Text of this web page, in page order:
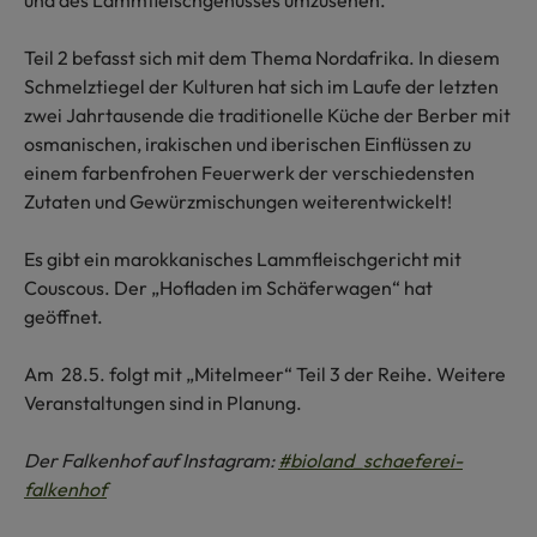
Teil 2 befasst sich mit dem Thema Nordafrika. In diesem
Schmelztiegel der Kulturen hat sich im Laufe der letzten
zwei Jahrtausende die traditionelle Küche der Berber mit
osmanischen, irakischen und iberischen Einflüssen zu
einem farbenfrohen Feuerwerk der verschiedensten
Zutaten und Gewürzmischungen weiterentwickelt!
Es gibt ein marokkanisches Lammfleischgericht mit
Couscous. Der „Hofladen im Schäferwagen“ hat
geöffnet.
Am 28.5. folgt mit „Mitelmeer“ Teil 3 der Reihe. Weitere
Veranstaltungen sind in Planung.
Der Falkenhof auf Instagram: #bioland_schaeferei-
falkenhof